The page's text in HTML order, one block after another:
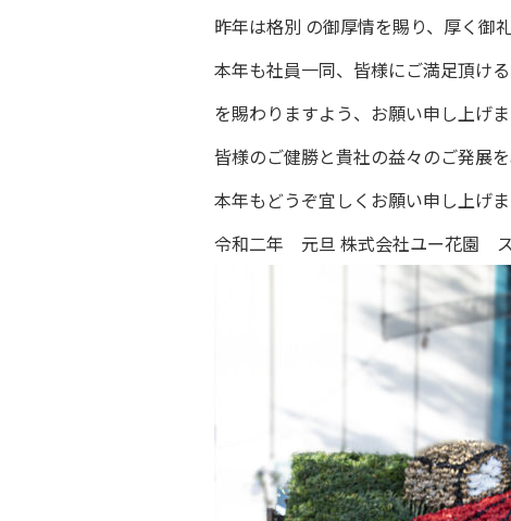
昨年は格別 の御厚情を賜り、厚く御
本年も社員一同、皆様にご満足頂け
を賜わりますよう、お願い申し上げま
皆様のご健勝と貴社の益々のご発展
本年もどうぞ宜しくお願い申し上げま
令和二年 元旦 株式会社ユー花園